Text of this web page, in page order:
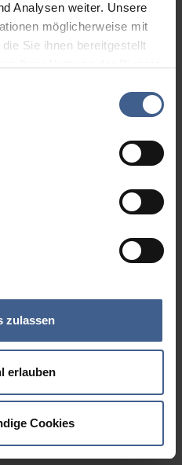
Analysen weiter. Unsere
möglicherweise mit
Sie ihnen bereitgestellt
Sie in unseren
zulassen
erlauben
Cookies
to search (Link offen)